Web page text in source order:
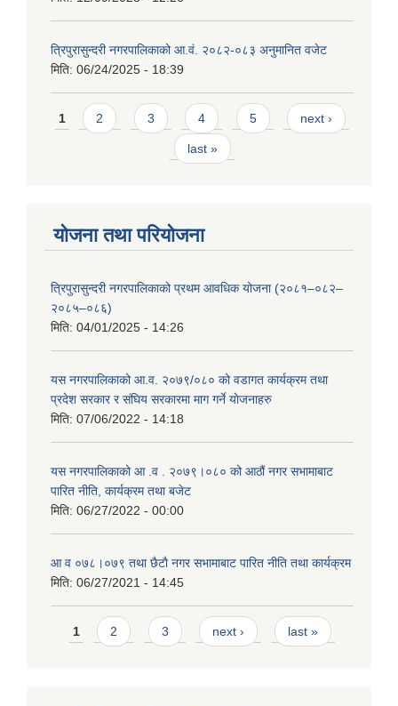
त्रिपुरासुन्दरी नगरपालिकाको आ.वं. २०८२-०८३ अनुमानित वजेट
मिति: 06/24/2025 - 18:39
Pages
1 2 3 4 5 next ›
last »
योजना तथा परियोजना
त्रिपुरासुन्दरी नगरपालिकाको प्रथम आवधिक योजना (२०८१–०८२–
२०८५–०८६)
मिति: 04/01/2025 - 14:26
यस नगरपालिकाको आ.व. २०७९/०८० को वडागत कार्यक्रम तथा
प्रदेश सरकार र संघिय सरकारमा माग गर्ने याेजनाहरु
मिति: 07/06/2022 - 14:18
यस नगरपालिकाको आ‍ .व . २०७९।०८० को आठौं नगर सभामाबाट
पारित नीति, कार्यक्रम तथा बजेट
मिति: 06/27/2022 - 00:00
आ‍ व ०७८।०७९ तथा छैटाै नगर सभामाबाट पारित नीति तथा कार्यक्रम
मिति: 06/27/2021 - 14:45
Pages
1 2 3 next › last »